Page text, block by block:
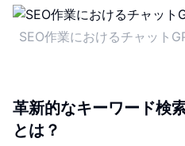
SEO作業におけるチャット
革新的なキーワード検
とは？